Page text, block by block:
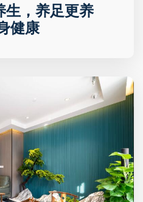
生，养足更养
健康